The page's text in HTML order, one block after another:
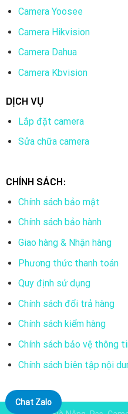
Camera Yoosee
Camera Hikvision
Camera Dahua
Camera Kbvision
DỊCH VỤ
Lắp đặt camera
Sửa chữa camera
CHÍNH SÁCH:
Chính sách bảo mật
Chính sách bảo hành
Giao hàng & Nhận hàng
Phương thức thanh toán
Quy định sử dụng
Chính sách đổi trả hàng
Chính sách kiểm hàng
Chính sách bảo vệ thông
Chính sách biên tập nội
Chat Zalo